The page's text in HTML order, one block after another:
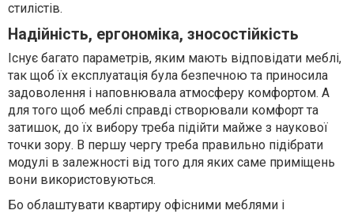
стилістів.
Надійність, ергономіка, зносостійкість
Існує багато параметрів, яким мають відповідати меблі,
так щоб їх експлуатація була безпечною та приносила
задоволення і наповнювала атмосферу комфортом. А
для того щоб меблі справді створювали комфорт та
затишок, до їх вибору треба підійти майже з наукової
точки зору. В першу чергу треба правильно підібрати
модулі в залежності від того для яких саме приміщень
вони використовуються.
Бо облаштувати квартиру офісними меблями і